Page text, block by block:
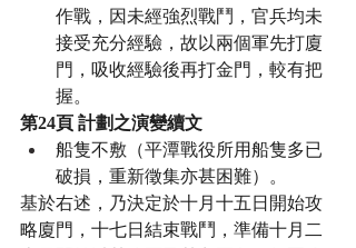
作戰，因未經強烈戰鬥，官兵均未
接受充分經驗，故以兩個軍先打廈
門，吸收經驗後再打金門，較有把
握。
第24頁 計劃之演變續文
船隻不敷（平潭戰役所用船隻多已
破損，重新徵集亦甚困難）。
基於右述，乃決定於十月十五日開始攻
略廈門，十七日結束戰鬥，準備十月二